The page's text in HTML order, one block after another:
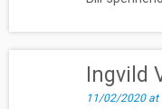
Ingvild
11/02/2020 at